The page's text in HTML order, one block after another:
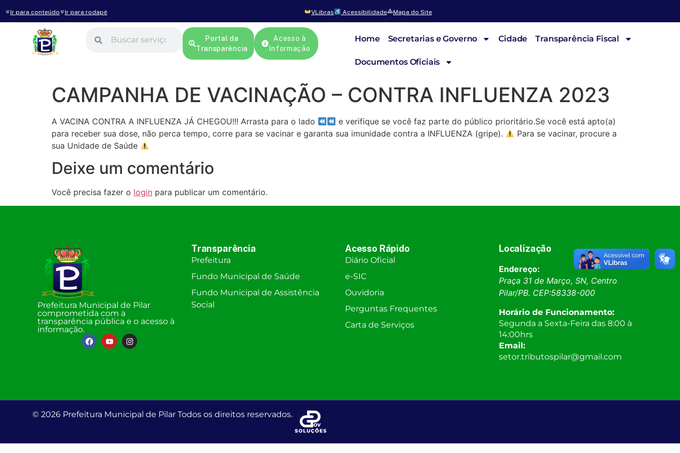
Ir para conteúdo Ir para rodapé VLibras Acessibilidade Mapa do Site
Portal da
Transparência
Acesso à
Informação
Home Secretarias e Governo Cidade Transparência Fiscal
Documentos Oficiais
CAMPANHA DE VACINAÇÃO – CONTRA INFLUENZA 2023
A VACINA CONTRA A INFLUENZA JÁ CHEGOU!!! Arrasta para o lado
e verifique se você faz parte do público prioritário.Se você está apto(a)
para receber sua dose, não perca tempo, corre para se vacinar e garanta sua imunidade contra a INFLUENZA (gripe).
Para se vacinar, procure a
sua Unidade de Saúde
Deixe um comentário
Você precisa fazer o login para publicar um comentário.
Prefeitura Municipal de Pilar
comprometida com a
transparência pública e o acesso à
informação.
Transparência
Prefeitura
Fundo Municipal de Saúde
Fundo Municipal de Assistência
Social
Acesso Rápido
Diário Oficial
e-SIC
Ouvidoria
Perguntas Frequentes
Carta de Serviços
Localização
Endereço:
Praça 31 de Março, SN, Centro
Pilar/PB. CEP:58338-000
Horário de Funcionamento:
Segunda a Sexta-Feira das 8:00 à
14:00hrs
Email:
setor.tributospilar@gmail.com
© 2026 Prefeitura Municipal de Pilar Todos os direitos reservados.